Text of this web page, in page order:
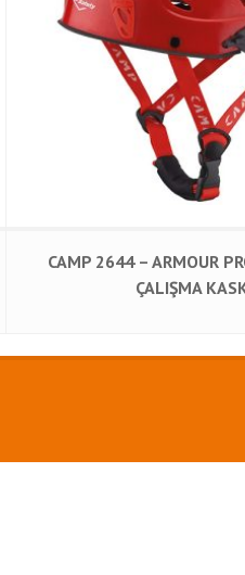
CAMP 2644 – ARMOUR
ÇALIŞMA